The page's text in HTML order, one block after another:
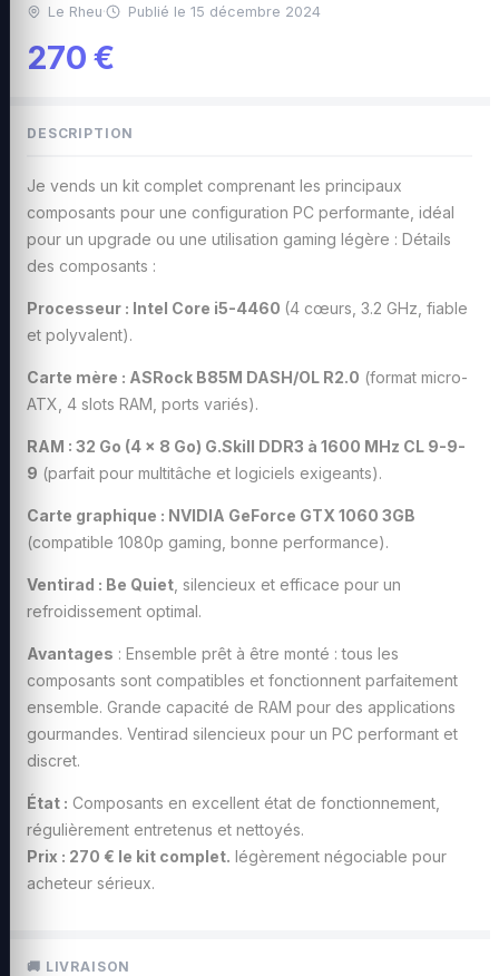
DESCRIPTION
Je vends un kit complet comprenant les principaux
composants pour une configuration PC performante, idéal
pour un upgrade ou une utilisation gaming légère : Détails
des composants :
Processeur : Intel Core i5-4460 (4 cœurs, 3.2 GHz, fiable
et polyvalent).
Carte mère : ASRock B85M DASH/OL R2.0 (format micro-
ATX, 4 slots RAM, ports variés).
RAM : 32 Go (4 x 8 Go) G.Skill DDR3 à 1600 MHz CL 9-9-
9 (parfait pour multitâche et logiciels exigeants).
Carte graphique : NVIDIA GeForce GTX 1060 3GB
(compatible 1080p gaming, bonne performance).
Ventirad : Be Quiet , silencieux et efficace pour un
refroidissement optimal.
Avantages : Ensemble prêt à être monté : tous les
composants sont compatibles et fonctionnent parfaitement
ensemble. Grande capacité de RAM pour des applications
gourmandes. Ventirad silencieux pour un PC performant et
discret.
État : Composants en excellent état de fonctionnement,
régulièrement entretenus et nettoyés.
Prix : 270 € le kit complet. légèrement négociable pour
acheteur sérieux.
Le Rheu· Publié le 15 décembre 2024
270 €
🚚 LIVRAISON